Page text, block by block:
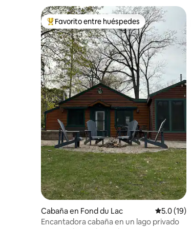
De los mejores en Favorito entre huéspedes
Favorito entre huéspedes
Cabaña en Fond du Lac
5.0 (19)
Encantadora cabaña en un lago privado